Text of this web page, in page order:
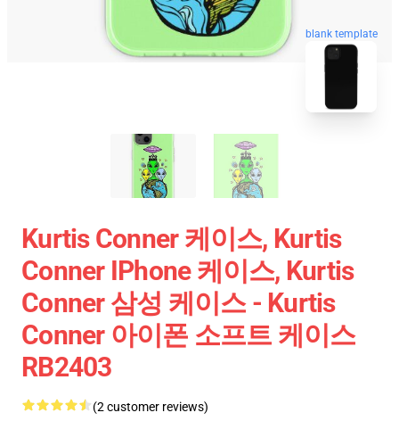
blank template
Kurtis Conner 케이스, Kurtis
Conner IPhone 케이스, Kurtis
Conner 삼성 케이스 - Kurtis
Conner 아이폰 소프트 케이스
RB2403
(2 customer reviews)